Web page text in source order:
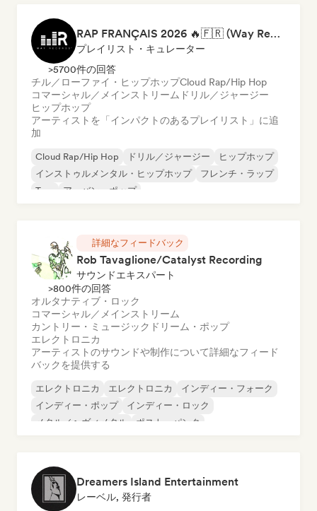
RAP FRANÇAIS 2026 🔥🇫🇷 (Way Records)
プレイリスト・キュレーター
>5700件の回答
チル／ローファイ・ヒップホップCloud Rap/Hip Hop
コマーシャル／メインストリーム ドリル／ジャージー
ヒップホップ
アーティストを「インパクトのあるプレイリスト」に追
加
Cloud Rap/Hip Hop ドリル／ジャージー
ヒップホップ
インストゥルメンタル・ヒップホップ
フレンチ・ラップ
Trap
アーバン・ポップ
詳細なフィードバック
Rob Tavaglione/Catalyst Recording
サウンドエキスパート
>800件の回答
オルタナティブ・ロック
コマーシャル／メインストリーム
カントリー・ミュージック ドリーム・ポップ
エレクトロニカ
アーティストのサウンドや制作について詳細なフィード
バックを提供する
エレクトロニカ エレクトロニカ
インディー・フォーク
インディー・ポップ
インディー・ロック
メタル／ヘヴィメタル
ポスト・パンク
Dreamers Island Entertainment
レーベル, 発行者